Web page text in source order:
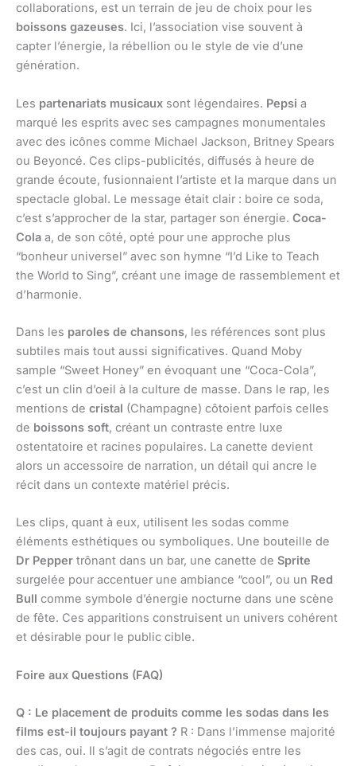
collaborations, est un terrain de jeu de choix pour les
boissons gazeuses. Ici, l’association vise souvent à
capter l’énergie, la rébellion ou le style de vie d’une
génération.
Les partenariats musicaux sont légendaires. Pepsi a
marqué les esprits avec ses campagnes monumentales
avec des icônes comme Michael Jackson, Britney Spears
ou Beyoncé. Ces clips-publicités, diffusés à heure de
grande écoute, fusionnaient l’artiste et la marque dans un
spectacle global. Le message était clair : boire ce soda,
c’est s’approcher de la star, partager son énergie. Coca-
Cola a, de son côté, opté pour une approche plus
“bonheur universel” avec son hymne “I’d Like to Teach
the World to Sing”, créant une image de rassemblement et
d’harmonie.
Dans les paroles de chansons, les références sont plus
subtiles mais tout aussi significatives. Quand Moby
sample “Sweet Honey” en évoquant une “Coca-Cola”,
c’est un clin d’oeil à la culture de masse. Dans le rap, les
mentions de cristal (Champagne) côtoient parfois celles
de boissons soft, créant un contraste entre luxe
ostentatoire et racines populaires. La canette devient
alors un accessoire de narration, un détail qui ancre le
récit dans un contexte matériel précis.
Les clips, quant à eux, utilisent les sodas comme
éléments esthétiques ou symboliques. Une bouteille de
Dr Pepper trônant dans un bar, une canette de Sprite
surgelée pour accentuer une ambiance “cool”, ou un Red
Bull comme symbole d’énergie nocturne dans une scène
de fête. Ces apparitions construisent un univers cohérent
et désirable pour le public cible.
Foire aux Questions (FAQ)
Q : Le placement de produits comme les sodas dans les
films est-il toujours payant ? R : Dans l’immense majorité
des cas, oui. Il s’agit de contrats négociés entre les